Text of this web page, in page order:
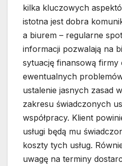
kilka kluczowych
istotna jest dobra
a biurem – regularne
informacji pozwalają na
sytuację finansową firmy
ewentualnych
ustalenie jasnych zasad
zakresu świadczonych
współpracy. Klient
usługi będą mu
koszty tych usług.
uwagę na terminy